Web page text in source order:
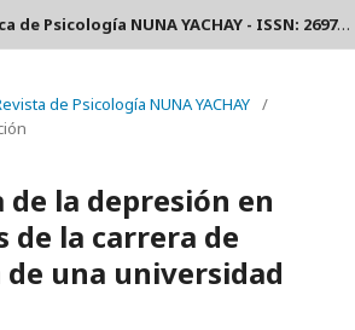
Revista Científica de Psicología NUNA YACHAY - ISSN: 2697-3588.
de Psicología NUNA YACHAY /
de la depresión en
de la carrera de
una universidad